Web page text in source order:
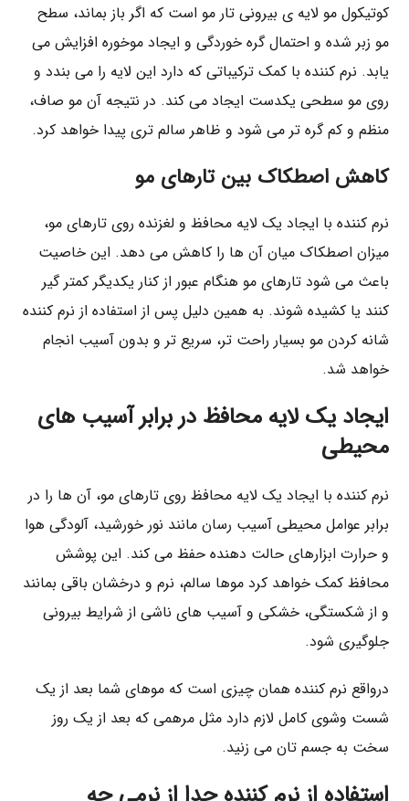
کوتیکول مو لایه ‌ی بیرونی تار مو است که اگر باز بماند، سطح
مو زبر شده و احتمال گره‌ خوردگی و ایجاد موخوره افزایش می
‌یابد. نرم‌ کننده با کمک ترکیباتی که دارد این لایه را می ‌بندد و
روی مو سطحی یکدست ایجاد می ‌کند. در نتیجه آن مو صاف‌،
منظم‌ و کم ‌گره‌ تر می‌ شود و ظاهر سالم‌ تری پیدا خواهد کرد.
کاهش اصطکاک بین تارهای مو
نرم‌ کننده با ایجاد یک لایه محافظ و لغزنده روی تارهای مو،
میزان اصطکاک میان آن ‌ها را کاهش می ‌دهد. این خاصیت
باعث می‌ شود تارهای مو هنگام عبور از کنار یکدیگر کمتر گیر
کنند یا کشیده شوند. به همین دلیل پس از استفاده از نرم‌ کننده
شانه ‌کردن مو بسیار راحت ‌تر، سریع ‌تر و بدون آسیب انجام
خواهد شد.
ایجاد یک لایه محافظ در برابر آسیب ‌های
محیطی
نرم ‌کننده با ایجاد یک لایه محافظ روی تارهای مو، آن‌ ها را در
برابر عوامل محیطی آسیب‌ رسان مانند نور خورشید، آلودگی هوا
و حرارت ابزارهای حالت ‌دهنده حفظ می‌ کند. این پوشش
محافظ کمک خواهد کرد موها سالم، نرم و درخشان باقی بمانند
و از شکستگی، خشکی و آسیب ‌های ناشی از شرایط بیرونی
جلوگیری شود.
درواقع نرم‌ کننده همان چیزی است که موهای شما بعد از یک
شست‌ وشوی کامل لازم دارد مثل مرهمی که بعد از یک روز
سخت به جسم ‌تان می‌ زنید.